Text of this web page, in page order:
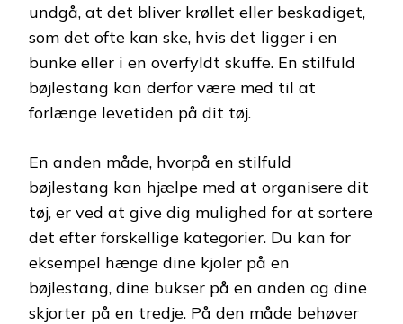
undgå, at det bliver krøllet eller beskadiget,
som det ofte kan ske, hvis det ligger i en
bunke eller i en overfyldt skuffe. En stilfuld
bøjlestang kan derfor være med til at
forlænge levetiden på dit tøj.
En anden måde, hvorpå en stilfuld
bøjlestang kan hjælpe med at organisere dit
tøj, er ved at give dig mulighed for at sortere
det efter forskellige kategorier. Du kan for
eksempel hænge dine kjoler på en
bøjlestang, dine bukser på en anden og dine
skjorter på en tredje. På den måde behøver